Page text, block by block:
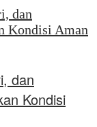
dan
Kondisi